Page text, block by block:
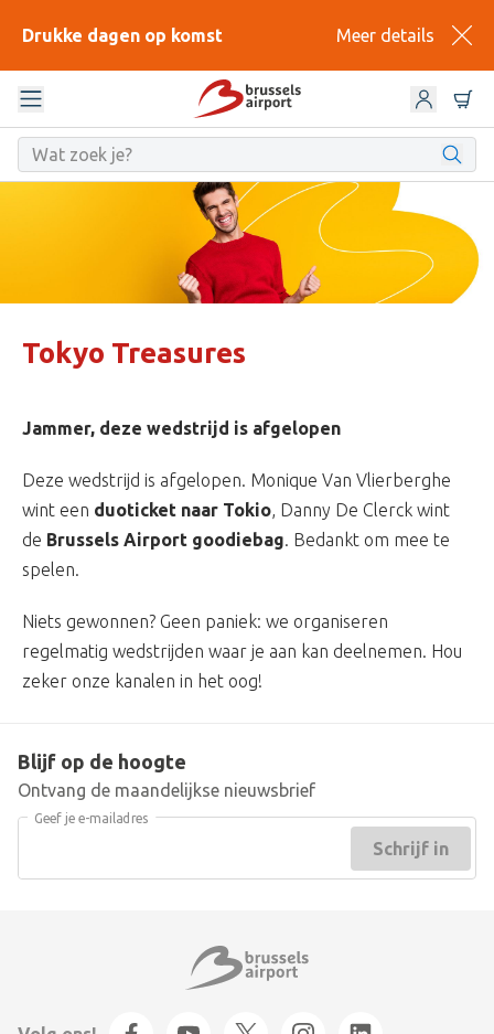
Drukke dagen op komst Meer details
Tokyo Treasures
Jammer, deze wedstrijd is afgelopen
Deze wedstrijd is afgelopen. Monique Van Vlierberghe
wint een duoticket naar Tokio, Danny De Clerck wint
de Brussels Airport goodiebag. Bedankt om mee te
spelen.
Niets gewonnen? Geen paniek: we organiseren
regelmatig wedstrijden waar je aan kan deelnemen. Hou
zeker onze kanalen in het oog!